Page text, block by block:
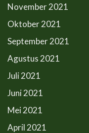
November 2021
Oktober 2021
September 2021
Agustus 2021
Juli 2021
Juni 2021
Mei 2021
April 2021